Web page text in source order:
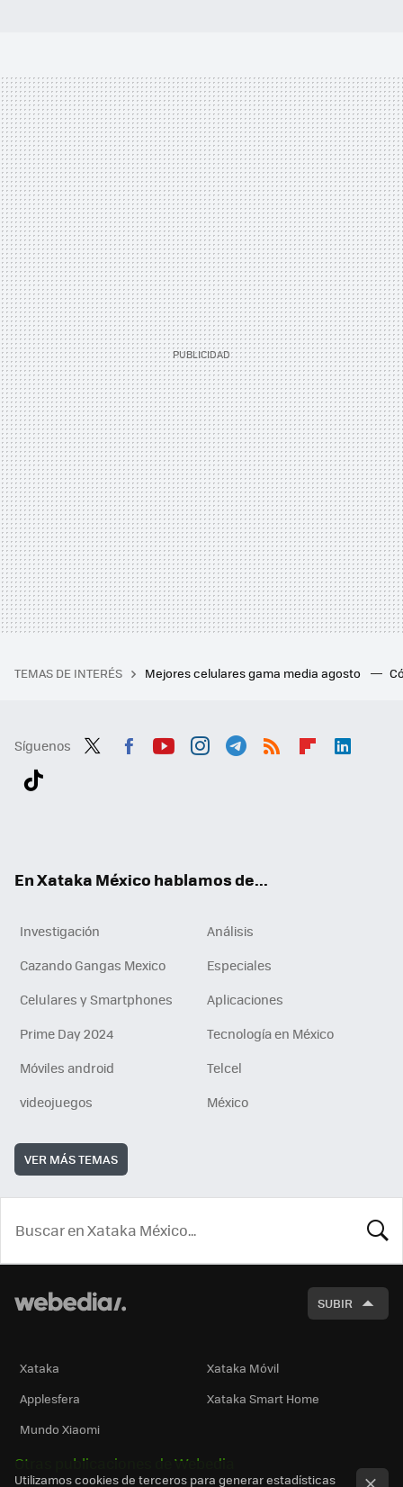
TEMAS DE INTERÉS Mejores celulares gama media agosto
Síguenos
En Xataka México hablamos de...
Investigación
Análisis
Cazando Gangas Mexico
Especiales
Celulares y Smartphones
Aplicaciones
Prime Day 2024
Tecnología en México
Móviles android
Telcel
videojuegos
México
VER MÁS TEMAS
SUBIR
Xataka
Xataka Móvil
Applesfera
Xataka Smart Home
Mundo Xiaomi
Otras publicaciones de Webedia
Utilizamos cookies de terceros para generar estadísticas